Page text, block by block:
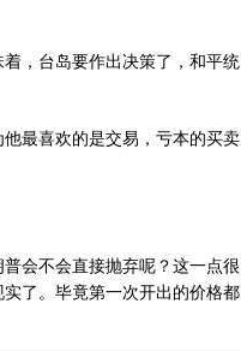
，台岛要作出决策了，和平统
最喜欢的是交易，亏本的买卖
会不会直接抛弃呢？这一点很
了。毕竟第一次开出的价格都